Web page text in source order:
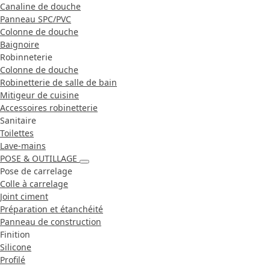
Canaline de douche
Panneau SPC/PVC
Colonne de douche
Baignoire
Robinneterie
Colonne de douche
Robinetterie de salle de bain
Mitigeur de cuisine
Accessoires robinetterie
Sanitaire
Toilettes
Lave-mains
POSE & OUTILLAGE
Pose de carrelage
Colle à carrelage
Joint ciment
Préparation et étanchéité
Panneau de construction
Finition
Silicone
Profilé